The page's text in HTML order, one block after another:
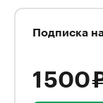
Подписка
1 500